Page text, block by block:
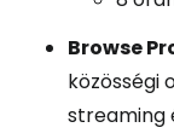
Browse
közösségi
streaming